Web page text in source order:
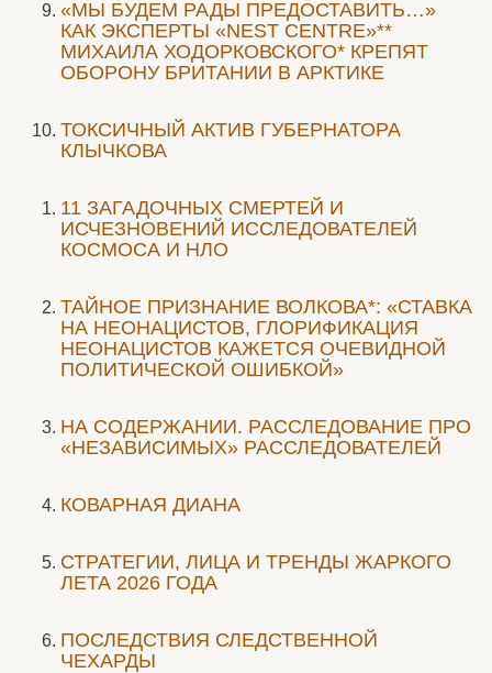
«МЫ БУДЕМ РАДЫ ПРЕДОСТАВИТЬ…»
КАК ЭКСПЕРТЫ «NEST CENTRE»**
МИХАИЛА ХОДОРКОВСКОГО* КРЕПЯТ
ОБОРОНУ БРИТАНИИ В АРКТИКЕ
ТОКСИЧНЫЙ АКТИВ ГУБЕРНАТОРА
КЛЫЧКОВА
11 ЗАГАДОЧНЫХ СМЕРТЕЙ И
ИСЧЕЗНОВЕНИЙ ИССЛЕДОВАТЕЛЕЙ
КОСМОСА И НЛО
ТАЙНОЕ ПРИЗНАНИЕ ВОЛКОВА*: «СТАВКА
НА НЕОНАЦИСТОВ, ГЛОРИФИКАЦИЯ
НЕОНАЦИСТОВ КАЖЕТСЯ ОЧЕВИДНОЙ
ПОЛИТИЧЕСКОЙ ОШИБКОЙ»
НА СОДЕРЖАНИИ. РАССЛЕДОВАНИЕ ПРО
«НЕЗАВИСИМЫХ» РАССЛЕДОВАТЕЛЕЙ
КОВАРНАЯ ДИАНА
СТРАТЕГИИ, ЛИЦА И ТРЕНДЫ ЖАРКОГО
ЛЕТА 2026 ГОДА
ПОСЛЕДСТВИЯ СЛЕДСТВЕННОЙ
ЧЕХАРДЫ